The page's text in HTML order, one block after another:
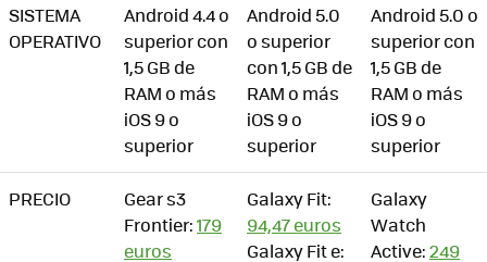
SISTEMA
OPERATIVO
Android 4.4 o
superior con
1,5 GB de
RAM o más
iOS 9 o
superior
Android 5.0
o superior
con 1,5 GB de
RAM o más
iOS 9 o
superior
Android 5.0 o
superior con
1,5 GB de
RAM o más
iOS 9 o
superior
PRECIO
Gear s3
Frontier:179
euros
Galaxy Fit:
94,47 euros
Galaxy Fit e:
Galaxy
Watch
Active:249